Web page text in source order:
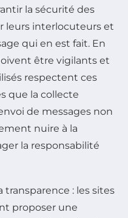
la sécurité des
leurs interlocuteurs et
qui en est fait. En
être vigilants et
respectent ces
que la collecte
de messages non
nuire à la
la responsabilité
transparence : les sites
proposer une